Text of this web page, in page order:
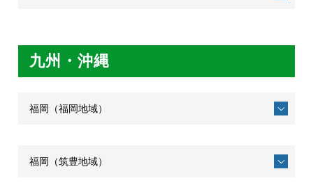
九州・沖縄
福岡（福岡地域）
福岡（筑豊地域）